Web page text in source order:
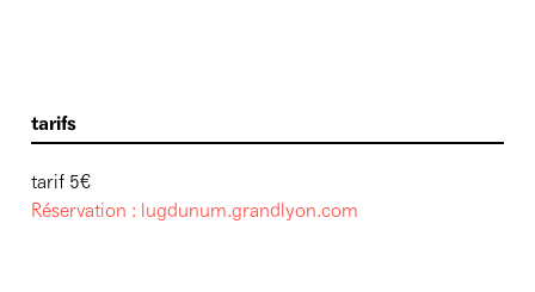
tarifs
tarif 5€
Réservation : lugdunum.grandlyon.com